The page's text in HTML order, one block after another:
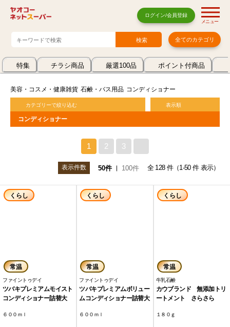
ログイン/会員登録
メニュー
全てのカテゴリ
特集 チラシ商品 厳選100品 ポイント付商品
美容・コスメ・健康雑貨 石鹸・バス用品 コンディショナー
カテゴリーで絞り込む 表示順
コンディショナー
1 2 3
表示件数 50件 100件 全 128 件（1-50 件 表示）
くらし
常温
ファイントゥデイ
ツバキプレミアムモイスト
コンディショナー詰替大
６００ｍｌ
くらし
常温
ファイントゥデイ
ツバキプレミアムボリュー
ムコンディショナー詰替大
６００ｍｌ
くらし
常温
牛乳石鹸
カウブランド 無添加トリ
ートメント さらさら
１８０ｇ